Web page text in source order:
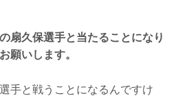
扇久保選手と当たることになり
願いします。
手と戦うことになるんですけ